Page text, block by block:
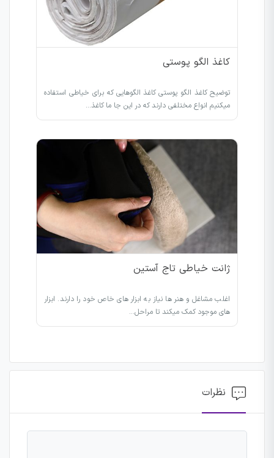
کاغذ الگو پوستی
توضیح کاغذ الگو پوستی کاغذ الگوهایی که برای خیاطی استفاده
میکنیم انواع مختلفی دارند که در این جا ما کاغذ…
ژانت خیاطی تاج آستین
اغلب مشاغل و هنر ها نیاز به ابزار های خاص خود را دارند. ابزار
های موجود کمک میکند تا مراحل…
نظرات